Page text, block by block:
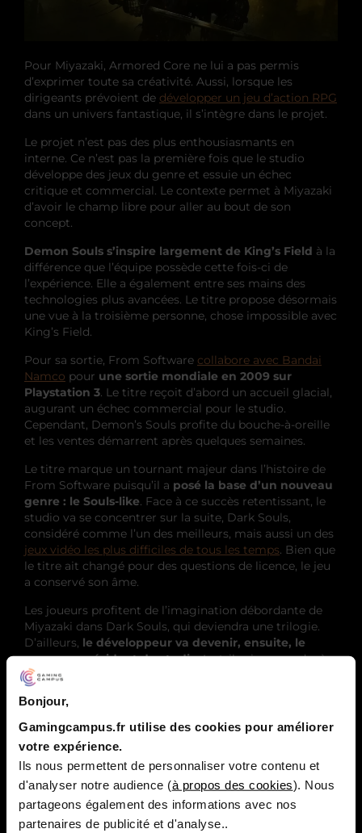
Bonjour,
Gamingcampus.fr utilise des cookies pour améliorer
votre expérience.
Ils nous permettent de personnaliser votre contenu et
d'analyser notre audience (à propos des cookies). Nous
partageons également des informations avec nos
partenaires de publicité et d'analyse..
Pour Miyazaki, Armored Core ne lui a pas permis
d’exprimer toute sa créativité. Aussi, lorsque les
dirigeants prévoient de développer un jeu d’action RPG
dans un univers fantastique, il s’intègre dans le projet.
Le projet n’est pas des plus enthousiasmants en
interne. Ce n’est pas la première fois que le studio
développe des jeux du genre et essuie un échec
critique et commercial. Le contexte permet à Miyazaki
d’avoir le champ libre pour aller au bout de son
concept.
Demon Souls s’inspire largement de King’s Field à la
différence que l’équipe possède cette fois-ci de
l’expérience. Elle a également entre ses mains des
technologies plus avancées. Le titre propose désormais
une vue à la troisième personne, chose impossible avec
King’s Field.
Pour sa sortie, From Software collabore avec Bandai
Namco pour une sortie mondiale en 2009 sur
Playstation 3. Le titre reçoit d’abord un accueil glacial,
augurant un échec commercial pour le studio.
Cependant, Demon’s Souls profite du bouche-à-oreille
et les ventes démarrent après quelques semaines.
Le titre marque un tournant majeur dans l’histoire de
From Software puisqu’il a posé la base d’un nouveau
genre : le Souls-like. Face à ce succès retentissant, le
studio va se concentrer sur la suite, Dark Souls,
considéré comme l’un des meilleurs, mais aussi un des
jeux vidéo les plus difficiles de tous les temps. Bien que
le titre ait changé pour des questions de licence, le jeu
a conservé son âme.
Les joueurs profitent de l’imagination débordante de
Miyazaki dans Dark Souls, qui deviendra une trilogie.
D’ailleurs, le développeur va devenir, ensuite, le
nouveau président du studio. La trilogie se vendra à
27 millions de copies à travers le monde entre 2011 et
2020
franchise, Final Fantasy XV, à la même époque.